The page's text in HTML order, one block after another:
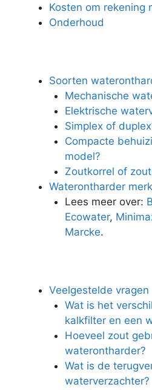
Kosten om rekening
Onderhoud
Soorten
Mechanische
Elektrische
Simplex of
Compacte
model?
Zoutkorrel of
Waterontharder
Lees meer over:
Ecowater,
Marcke.
Veelgestelde vragen
Wat is het
kalkfilter en een
Hoeveel zout
waterontharder?
Wat is de
waterverzachter?